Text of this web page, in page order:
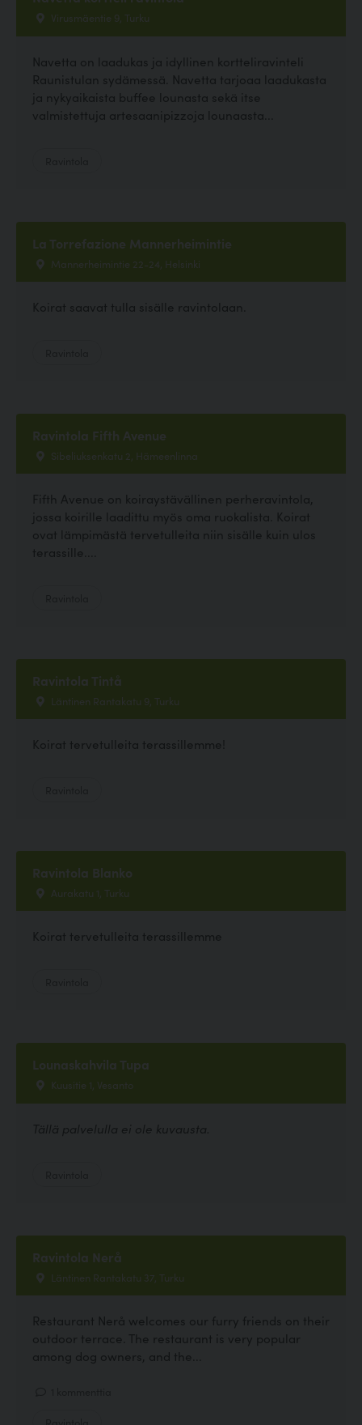
Virusmäentie 9, Turku
Navetta on laadukas ja idyllinen kortteliravinteli
Raunistulan sydämessä. Navetta tarjoaa laadukasta
ja nykyaikaista buffee lounasta sekä itse
valmistettuja artesaanipizzoja lounaasta...
La Torrefazione Mannerheimintie
Mannerheimintie 22-24, Helsinki
Koirat saavat tulla sisälle ravintolaan.
Ravintola Fifth Avenue
Sibeliuksenkatu 2, Hämeenlinna
Fifth Avenue on koiraystävällinen perheravintola,
jossa koirille laadittu myös oma ruokalista. Koirat
ovat lämpimästä tervetulleita niin sisälle kuin ulos
terassille....
Ravintola Tintå
Läntinen Rantakatu 9, Turku
Koirat tervetulleita terassillemme!
Ravintola Blanko
Aurakatu 1, Turku
Koirat tervetulleita terassillemme
Lounaskahvila Tupa
Kuusitie 1, Vesanto
Tällä palvelulla ei ole kuvausta.
Ravintola Nerå
Läntinen Rantakatu 37, Turku
Restaurant Nerå welcomes our furry friends on their
outdoor terrace. The restaurant is very popular
among dog owners, and the...